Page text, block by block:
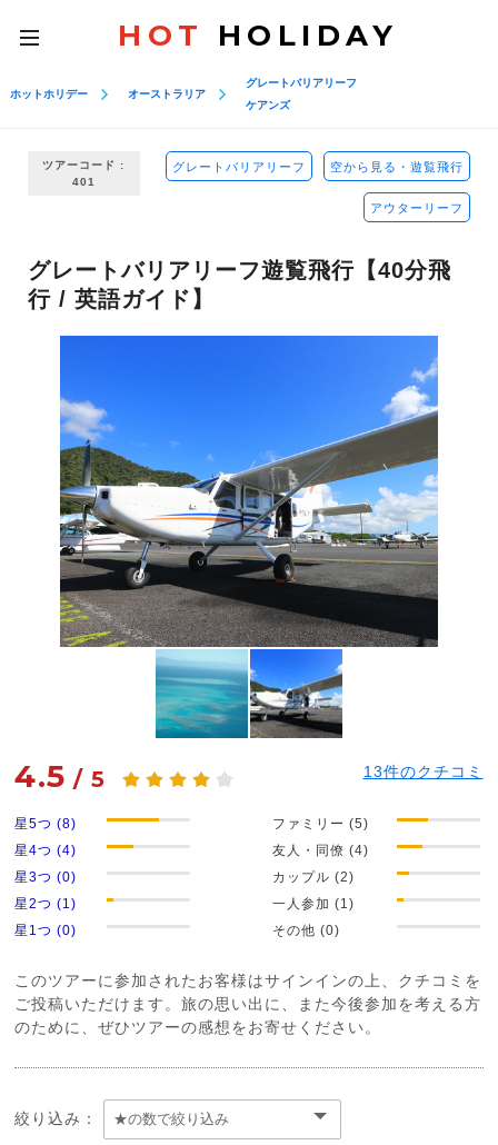
toggle
navigation
HOT HOLIDAY
ホットホリデー オーストラリア
グレートバリアリーフ
ケアンズ
ツアーコード :
401
グレートバリアリーフ 空から見る・遊覧飛行
アウターリーフ
グレートバリアリーフ遊覧飛行【40分飛
行 / 英語ガイド】
4.5 /5 13件のクチコミ
星5つ (8)
星4つ (4)
星3つ (0)
星2つ (1)
星1つ (0)
ファミリー (5)
友人・同僚 (4)
カップル (2)
一人参加 (1)
その他 (0)
このツアーに参加されたお客様はサインインの上、クチコミを
ご投稿いただけます。旅の思い出に、また今後参加を考える方
のために、ぜひツアーの感想をお寄せください。
絞り込み：